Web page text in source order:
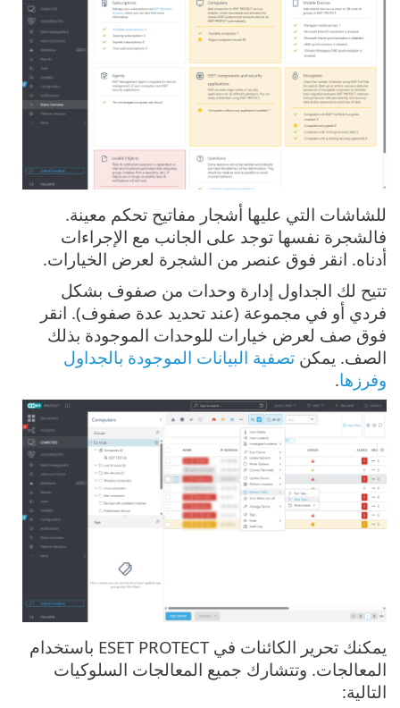
للشاشات التي عليها أشجار مفاتيح تحكم معينة.
فالشجرة نفسها توجد على الجانب مع الإجراءات
أدناه. انقر فوق عنصر من الشجرة لعرض الخيارات.
تتيح لك الجداول إدارة وحدات من صفوف بشكل
فردي أو في مجموعة (عند تحديد عدة صفوف). انقر
فوق صف لعرض خيارات للوحدات الموجودة بذلك
الصف. يمكن تصفية البيانات الموجودة بالجداول
وفرزها.
يمكنك تحرير الكائنات في ESET PROTECT باستخدام
المعالجات. وتتشارك جميع المعالجات السلوكيات
التالية: